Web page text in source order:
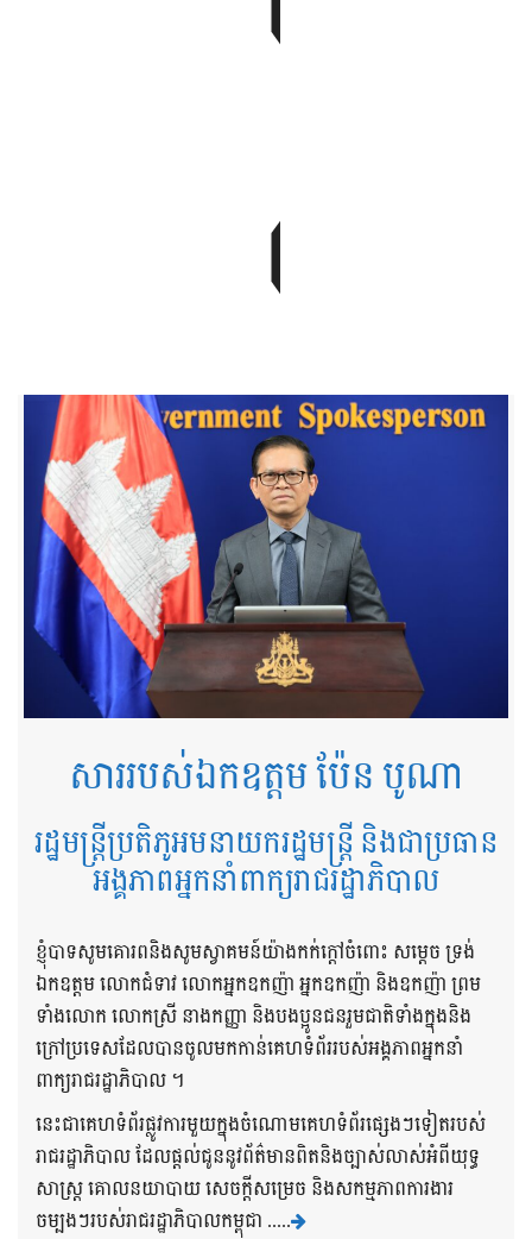
សាររបស់ឯកឧត្តម ប៉ែន បូណា
រដ្ឋមន្ត្រីប្រតិភូអមនាយករដ្ឋមន្ត្រី និងជាប្រធាន
អង្គភាពអ្នកនាំពាក្យរាជរដ្ឋាភិបាល
ខ្ញុំបាទសូមគោរពនិងសូមស្វាគមន៍យ៉ាងកក់ក្តៅចំពោះ សម្តេច ទ្រង់
ឯកឧត្តម លោកជំទាវ លោកអ្នកឧកញ៉ា អ្នកឧកញ៉ា និងឧកញ៉ា ព្រម
ទាំងលោក លោកស្រី នាងកញ្ញា និងបងប្អូនជនរួមជាតិទាំងក្នុងនិង
ក្រៅប្រទេសដែលបានចូលមកកាន់គេហទំព័ររបស់អង្គភាពអ្នកនាំ
ពាក្យរាជរដ្ឋាភិបាល ។
នេះជាគេហទំព័រផ្លូវការមួយក្នុងចំណោមគេហទំព័រផ្សេងៗទៀតរបស់
រាជរដ្ឋាភិបាល ដែលផ្តល់ជូននូវព័ត៌មានពិតនិងច្បាស់លាស់អំពីយុទ្ធ
សាស្រ្ត គោលនយាបាយ សេចក្តីសម្រេច និងសកម្មភាពការងារ
ចម្បងៗរបស់រាជរដ្ឋាភិបាលកម្ពុជា .....